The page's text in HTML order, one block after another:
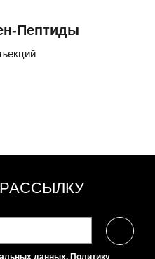
Пептиды
данных, Политику